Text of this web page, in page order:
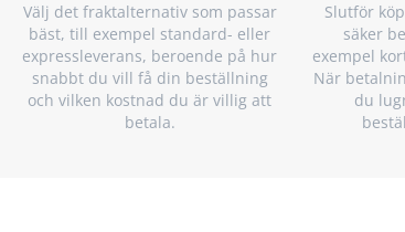
Välj det fraktalternativ som passar
bäst, till exempel standard- eller
expressleverans, beroende på hur
snabbt du vill få din beställning
och vilken kostnad du är villig att
betala.
Slutför
säker
exempel
När
du